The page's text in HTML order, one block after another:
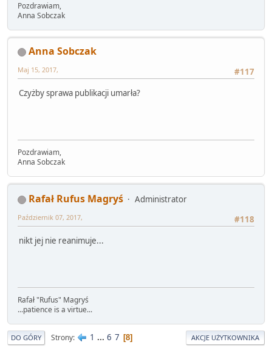
Pozdrawiam,
Anna Sobczak
Anna Sobczak
#117
Maj 15, 2017,
Czyżby sprawa publikacji umarła?
Pozdrawiam,
Anna Sobczak
Rafał Rufus Magryś
Administrator
#118
Październik 07, 2017,
nikt jej nie reanimuje...
Rafał "Rufus" Magryś
...patience is a virtue...
DO GÓRY Strony 1 ... 6 7 8 AKCJE UŻYTKOWNIKA